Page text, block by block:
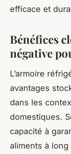
efficace et
Bénéfices
négative
L’armoire
avantages
dans les
domestiques.
capacité à
aliments à